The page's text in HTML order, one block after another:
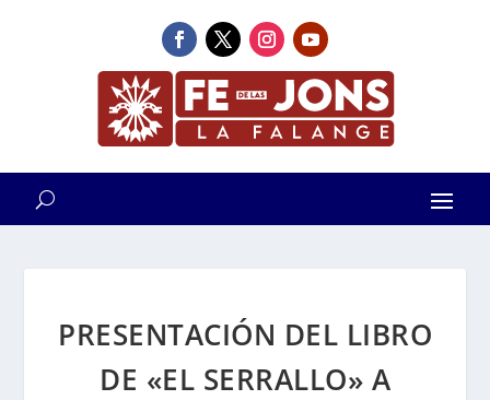
PRESENTACIÓN DEL LIBRO
DE «EL SERRALLO» A